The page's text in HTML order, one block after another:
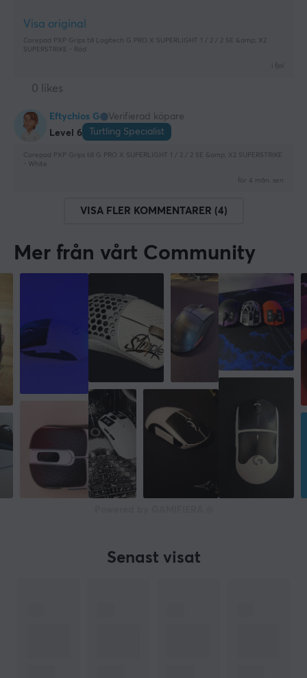
Visa original
Corepad PXP Grips till Logitech G PRO X SUPERLIGHT 1 / 2 / 2 SE &amp; X2
SUPERSTRIKE - Röd
0 likes
Eftychios G
Verifierad köpare
Level 6
Turtling Specialist
Corepad PXP Grips till G PRO X SUPERLIGHT 1 / 2 / 2 SE &amp; X2 SUPERSTRIKE
- White
för 4 mån. sen
VISA FLER KOMMENTARER (4)
Mer från vårt Community
Senast visat